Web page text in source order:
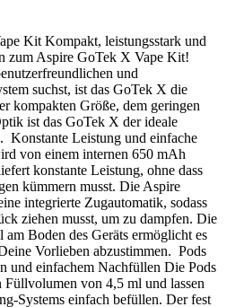
Kit Kompakt, leistungsstark und
zum Aspire GoTek X Vape Kit!
und
suchst, ist das GoTek X die
kompakten Größe, dem geringen
ist das GoTek X der ideale
Konstante Leistung und einfache
von einem internen 650 mAh
konstante Leistung, ohne dass
kümmern musst. Die Aspire
integrierte Zugautomatik, sodass
ziehen musst, um zu dampfen. Die
Boden des Geräts ermöglicht es
Vorlieben abzustimmen. Pods
und einfachem Nachfüllen Die Pods
Füllvolumen von 4,5 ml und lassen
Systems einfach befüllen. Der fest